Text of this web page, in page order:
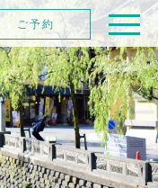
ご予約